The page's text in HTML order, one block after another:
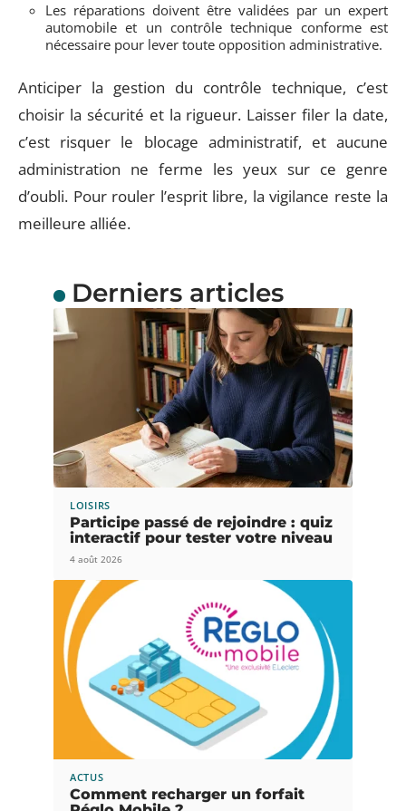
Les réparations doivent être validées par un expert
automobile et un contrôle technique conforme est
nécessaire pour lever toute opposition administrative.
Anticiper la gestion du contrôle technique, c’est
choisir la sécurité et la rigueur. Laisser filer la date,
c’est risquer le blocage administratif, et aucune
administration ne ferme les yeux sur ce genre
d’oubli. Pour rouler l’esprit libre, la vigilance reste la
meilleure alliée.
Derniers articles
LOISIRS
Participe passé de rejoindre : quiz
interactif pour tester votre niveau
4 août 2026
ACTUS
Comment recharger un forfait